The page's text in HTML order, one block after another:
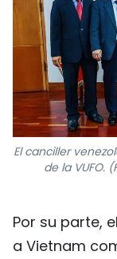
El canciller
de la VUFO.
Por su parte,
a Vietnam